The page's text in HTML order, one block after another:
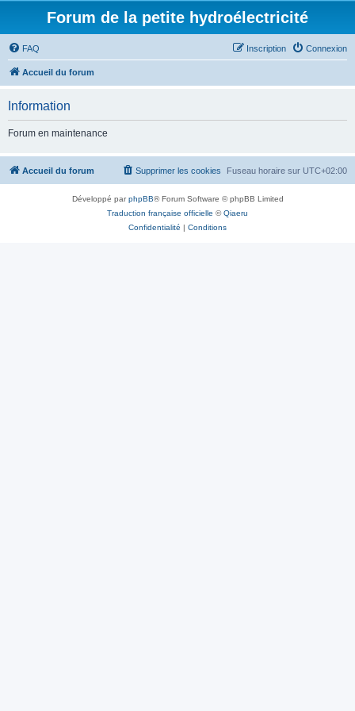
Forum de la petite hydroélectricité
FAQ Connexion
Inscription
Accueil du forum
Information
Forum en maintenance
Accueil du forum Fuseau horaire sur UTC+02:00
Supprimer les cookies
Développé parphpBB® Forum Software © phpBB Limited
Traduction française officielle ©Qiaeru
Confidentialité | Conditions